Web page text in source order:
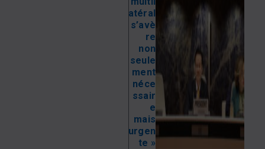
atéral
s’avè
re
non
seule
ment
néce
ssair
e
mais
urgen
te »